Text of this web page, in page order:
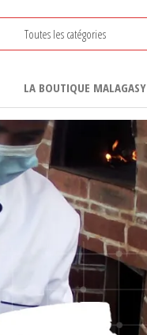
LA BOUTIQUE MALAGASY